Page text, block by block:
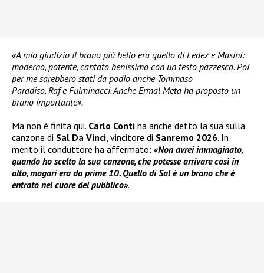
«A mio giudizio il brano più bello era quello di Fedez e Masini:
moderno, potente, cantato benissimo con un testo pazzesco. Poi
per me sarebbero stati da podio anche Tommaso
Paradiso, Raf e Fulminacci. Anche Ermal Meta ha proposto un
brano importante».
Ma non è finita qui. Carlo Conti ha anche detto la sua sulla
canzone di Sal Da Vinci, vincitore di Sanremo 2026. In
merito il conduttore ha affermato: «Non avrei immaginato,
quando ho scelto la sua canzone, che potesse arrivare così in
alto, magari era da prime 10. Quello di Sal è un brano che è
entrato nel cuore del pubblico».